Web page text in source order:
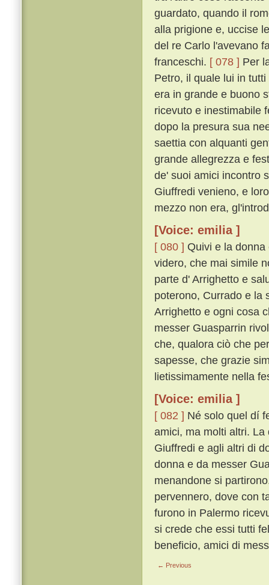
guardato, quando il
alla prigione e, uccise
del re Carlo l'avevano
franceschi. [ 078 ] Per
Petro, il quale lui in
era in grande e buono
ricevuto e inestimabile
dopo la presura sua
saettia con alquanti
grande allegrezza e
de' suoi amici incontro
Giuffredi venieno, e
mezzo non era,
[Voice: emilia ]
[ 080 ] Quivi e la
videro, che mai simile
parte d' Arrighetto e
poterono, Currado e la
Arrighetto e ogni cosa
messer Guasparrin
che, qualora ciò che
sapesse, che grazie
lietissimamente nella
[Voice: emilia ]
[ 082 ] Né solo quel dí
amici, ma molti altri.
Giuffredi e agli altri di
donna e da messer
menandone si
pervennero, dove con
furono in Palermo
si crede che essi tutti
beneficio, amici di
← Previous